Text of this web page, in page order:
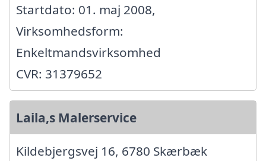
Startdato: 01. maj 2008,
Virksomhedsform:
Enkeltmandsvirksomhed
CVR: 31379652
Laila,s Malerservice
Kildebjergsvej 16, 6780 Skærbæk